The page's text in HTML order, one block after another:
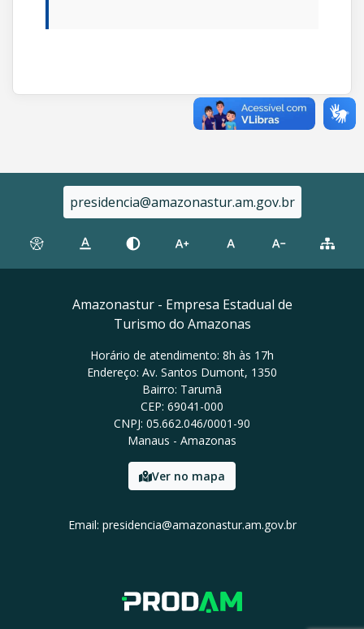
presidencia@amazonastur.am.gov.br
Amazonastur - Empresa Estadual de
Turismo do Amazonas
Horário de atendimento: 8h às 17h
Endereço: Av. Santos Dumont, 1350
Bairro: Tarumã
CEP: 69041-000
CNPJ: 05.662.046/0001-90
Manaus - Amazonas
Ver no mapa
Email: presidencia@amazonastur.am.gov.br